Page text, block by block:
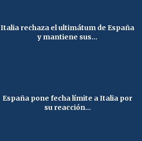
Italia rechaza el ultimátum de España
y mantiene sus...
España pone fecha límite a Italia por
su reacción...